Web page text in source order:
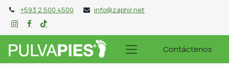
+593 2 500 4500 info@zaphir.net
Contáctenos